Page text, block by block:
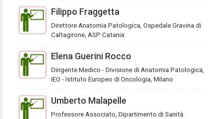
Filippo Fraggetta
Direttore Anatomia Patologica, Ospedale Gravina di
Caltagirone, ASP Catania
Elena Guerini Rocco
Dirigente Medico - Divisione di Anatomia Patologica,
IEO - Istituto Europeo di Oncologia, Milano
Umberto Malapelle
Professore Associato, Dipartimento di Sanità